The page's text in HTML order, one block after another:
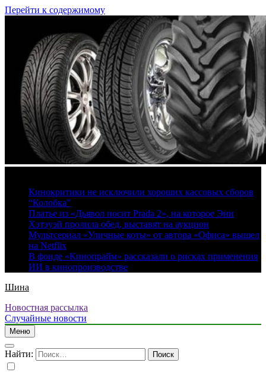
Перейти к содержимому
Кинокритики не исключили хороших кассовых сборов
“Колобка”
Платье из «Дьявол носит Prada 2», на которое Энн
Хэтэуэй пролила обед, выставят на аукцион
Мультсериал «Уличные коты» от автора «Офиса» вышел
на Netflix
В фонде «Кинопрайм» рассказали о рисках применения
ИИ в кинопроизводстве
Шина
Новостная рассылка
Случайные новости
Меню
Найти: